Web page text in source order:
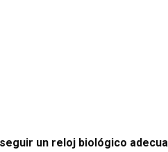
un reloj biológico